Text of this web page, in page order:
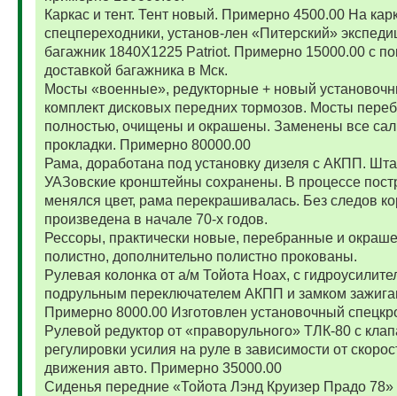
Каркас и тент. Тент новый. Примерно 4500.00 На
спецпереходники, установ-лен «Питерский»
багажник 1840Х1225 Patriot. Примерно 15000.00 с
доставкой багажника в Мск.
Мосты «военные», редукторные + новый
комплект дисковых передних тормозов. Мосты
полностью, очищены и окрашены. Заменены все
прокладки. Примерно 80000.00
Рама, доработана под установку дизеля с АКПП.
УАЗовские кронштейны сохранены. В процессе
менялся цвет, рама перекрашивалась. Без следов
произведена в начале 70-х годов.
Рессоры, практически новые, перебранные и
полистно, дополнительно полистно прокованы.
Рулевая колонка от а/м Тойота Ноах, с
подрульным переключателем АКПП и замком
Примерно 8000.00 Изготовлен установочный
Рулевой редуктор от «праворульного» ТЛК-80 с
регулировки усилия на руле в зависимости от
движения авто. Примерно 35000.00
Сиденья передние «Тойота Лэнд Круизер Прадо 78»